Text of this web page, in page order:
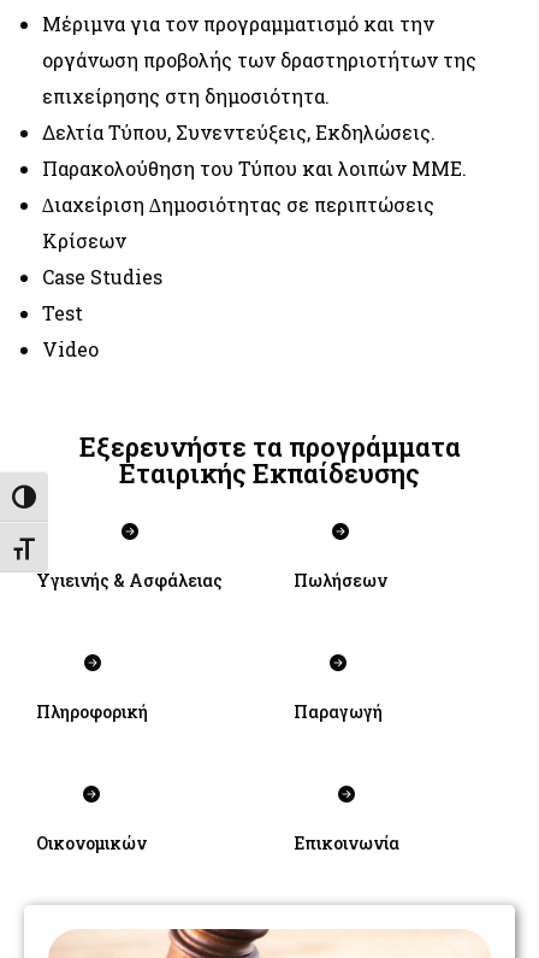
Εναλλαγή Υψηλής Αντίθεσης
Εναλλαγή Μεγέθους Γραμμάτων
Μέριμνα για τον προγραμματισμό και την
οργάνωση προβολής των δραστηριοτήτων της
επιχείρησης στη δημοσιότητα.
Δελτία Τύπου, Συνεντεύξεις, Εκδηλώσεις.
Παρακολούθηση του Τύπου και λοιπών ΜΜΕ.
∆ιαχείριση ∆ημοσιότητας σε περιπτώσεις
Κρίσεων
Case Studies
Test
Video
Εξερευνήστε τα προγράμματα
Εταιρικής Εκπαίδευσης
Υγιεινής & Ασφάλειας Πωλήσεων
Πληροφορική Παραγωγή
Οικονομικών Επικοινωνία